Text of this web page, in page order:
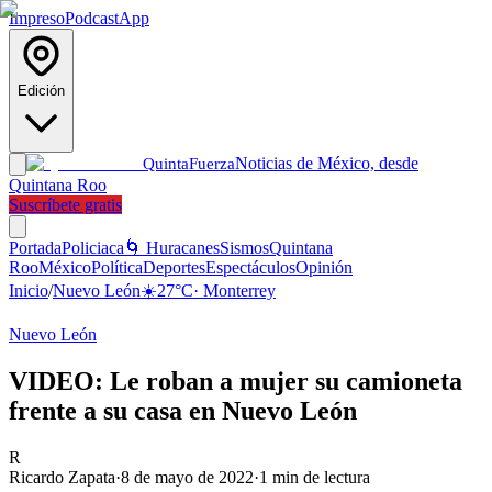
ImpresoPodcastApp
Edición
QuintaFuerzaNoticias de México, desde
Quintana Roo
Suscríbete gratis
PortadaPoliciaca 🌀 HuracanesSismosQuintana
RooMéxicoPolíticaDeportesEspectáculosOpinión
Inicio/Nuevo León☀️27°C· Monterrey
Nuevo León
VIDEO: Le roban a mujer su camioneta
frente a su casa en Nuevo León
R
Ricardo Zapata·8 de mayo de 2022·1 min de lectura